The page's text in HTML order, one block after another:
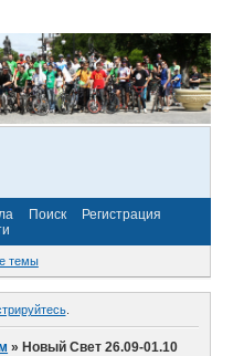
Поиск
Регистрация
темы
.
»Новый Свет 26.09-01.10